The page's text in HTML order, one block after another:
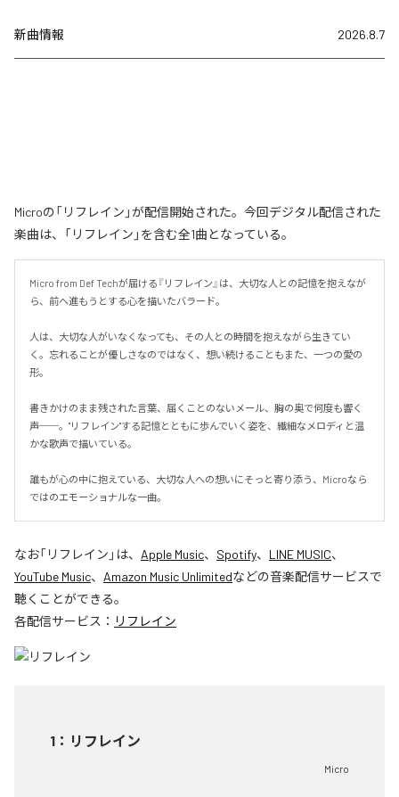
新曲情報 2026.8.7
Microの「リフレイン」が配信開始された。今回デジタル配信された
楽曲は、「リフレイン」を含む全1曲となっている。
Micro from Def Techが届ける『リフレイン』は、大切な人との記憶を抱えなが
ら、前へ進もうとする心を描いたバラード。
人は、大切な人がいなくなっても、その人との時間を抱えながら生きてい
く。忘れることが優しさなのではなく、想い続けることもまた、一つの愛の
形。
書きかけのまま残された言葉、届くことのないメール、胸の奥で何度も響く
声──。"リフレイン"する記憶とともに歩んでいく姿を、繊細なメロディと温
かな歌声で描いている。
誰もが心の中に抱えている、大切な人への想いにそっと寄り添う、Microなら
ではのエモーショナルな一曲。
なお「リフレイン 」は、 Apple Music、 Spotify、 LINE MUSIC、
YouTube Music、 Amazon Music Unlimitedなどの音楽配信サービスで
聴くことができる。
各配信サービス： リフレイン
1 ： リフレイン
Micro